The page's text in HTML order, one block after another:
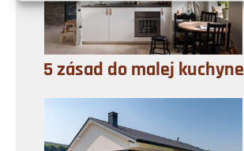
5 zásad do malej kuchyne